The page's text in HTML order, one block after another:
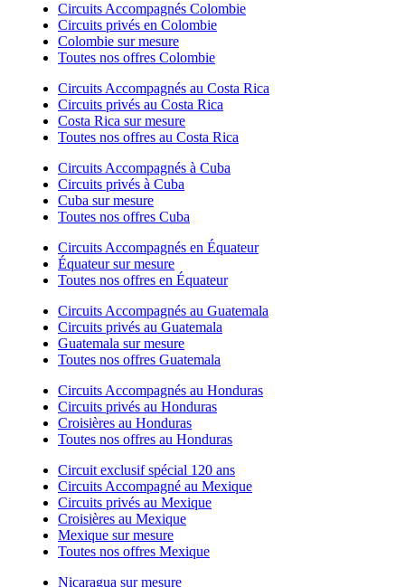
Circuits Accompagnés Colombie
Circuits privés en Colombie
Colombie sur mesure
Toutes nos offres Colombie
Circuits Accompagnés au Costa Rica
Circuits privés au Costa Rica
Costa Rica sur mesure
Toutes nos offres au Costa Rica
Circuits Accompagnés à Cuba
Circuits privés à Cuba
Cuba sur mesure
Toutes nos offres Cuba
Circuits Accompagnés en Équateur
Équateur sur mesure
Toutes nos offres en Équateur
Circuits Accompagnés au Guatemala
Circuits privés au Guatemala
Guatemala sur mesure
Toutes nos offres Guatemala
Circuits Accompagnés au Honduras
Circuits privés au Honduras
Croisières au Honduras
Toutes nos offres au Honduras
Circuit exclusif spécial 120 ans
Circuits Accompagné au Mexique
Circuits privés au Mexique
Croisières au Mexique
Mexique sur mesure
Toutes nos offres Mexique
Nicaragua sur mesure